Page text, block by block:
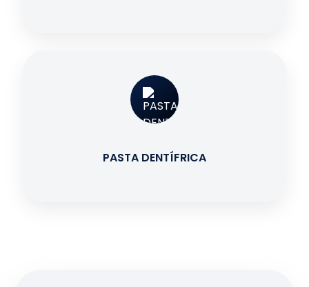
PASTA DENTÍFRICA